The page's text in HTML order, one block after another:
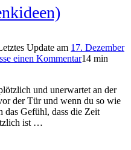
Update am 17. Dezember
einen Kommentaron
–
von
14 min
und unerwartet an der
der Tür und wenn du so wie
das Gefühl, dass die Zeit
ist …